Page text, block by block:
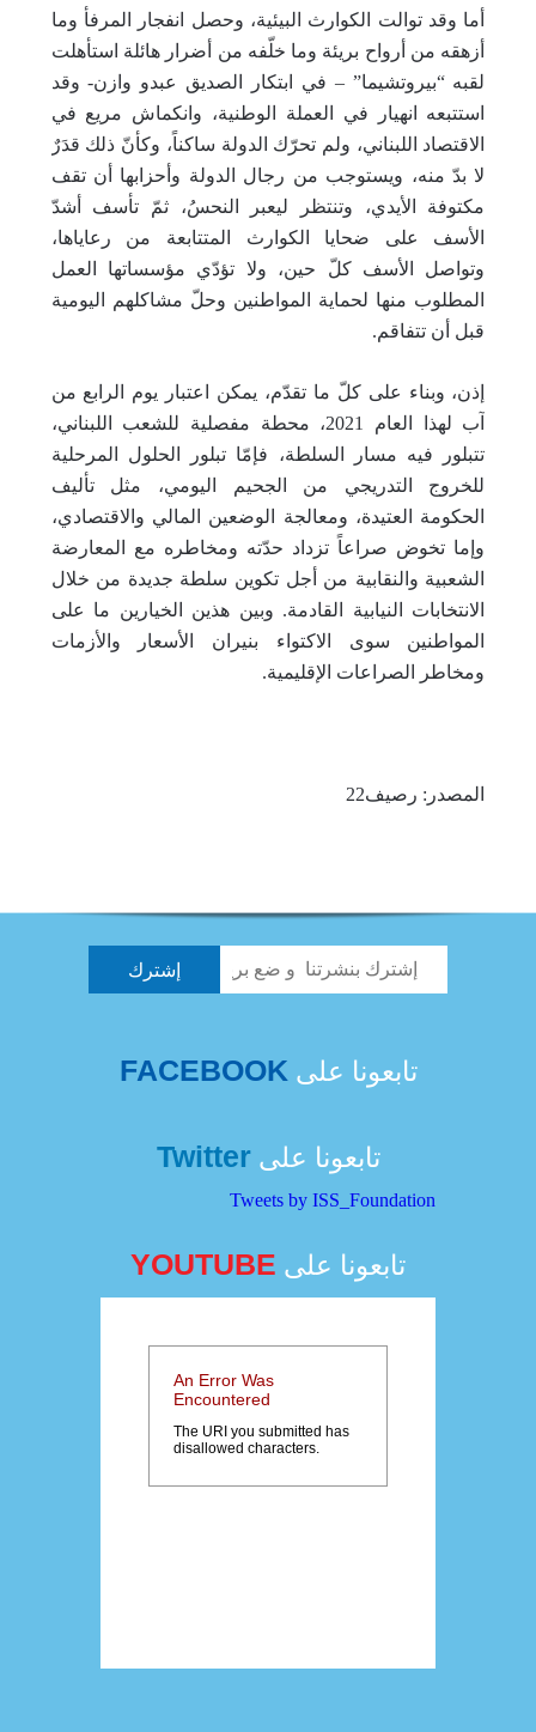
أما وقد توالت الكوارث البيئية، وحصل انفجار المرفأ وما
أزهقه من أرواح بريئة وما خلّفه من أضرار هائلة استأهلت
لقبه “بيروتشيما” – في ابتكار الصديق عبدو وازن- وقد
استتبعه انهيار في العملة الوطنية، وانكماش مريع في
الاقتصاد اللبناني، ولم تحرّك الدولة ساكناً، وكأنّ ذلك قدَرٌ
لا بدّ منه، ويستوجب من رجال الدولة وأحزابها أن تقف
مكتوفة الأيدي، وتنتظر ليعبر النحسُ، ثمّ تأسف أشدّ
الأسف على ضحايا الكوارث المتتابعة من رعاياها،
وتواصل الأسف كلّ حين، ولا تؤدّي مؤسساتها العمل
المطلوب منها لحماية المواطنين وحلّ مشاكلهم اليومية
قبل أن تتفاقم.
إذن، وبناء على كلّ ما تقدّم، يمكن اعتبار يوم الرابع من
آب لهذا العام 2021، محطة مفصلية للشعب اللبناني،
تتبلور فيه مسار السلطة، فإمّا تبلور الحلول المرحلية
للخروج التدريجي من الجحيم اليومي، مثل تأليف
الحكومة العتيدة، ومعالجة الوضعين المالي والاقتصادي،
وإما تخوض صراعاً تزداد حدّته ومخاطره مع المعارضة
الشعبية والنقابية من أجل تكوين سلطة جديدة من خلال
الانتخابات النيابية القادمة. وبين هذين الخيارين ما على
المواطنين سوى الاكتواء بنيران الأسعار والأزمات
ومخاطر الصراعات الإقليمية.
المصدر: رصيف22
تابعونا علىFACEBOOK
تابعونا علىTwitter
Tweets by ISS_Foundation
تابعونا على YOUTUBE